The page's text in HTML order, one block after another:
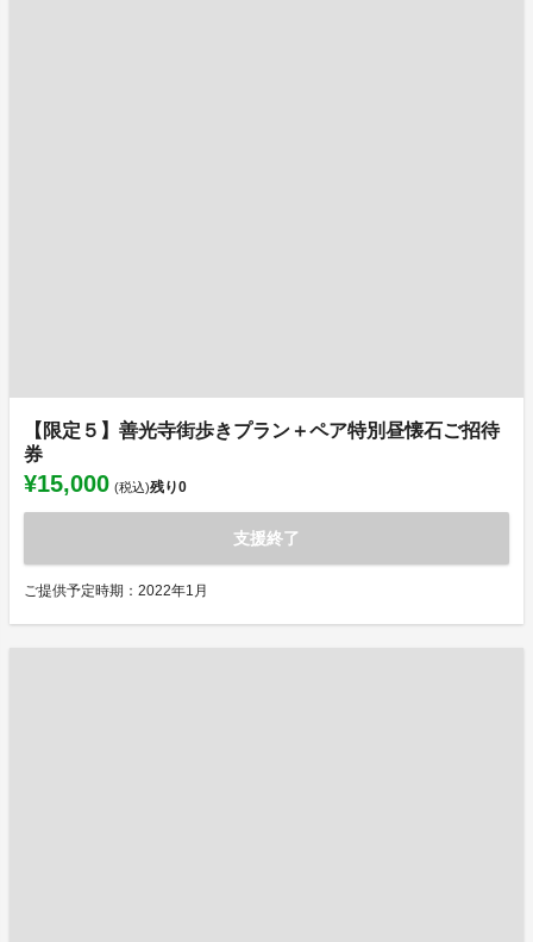
【限定５】善光寺街歩きプラン＋ペア特別昼懐石ご招待
券
¥15,000 (税込)残り0
支援終了
ご提供予定時期：2022年1月